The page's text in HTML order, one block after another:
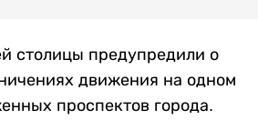
столицы предупредили о
движения на одном
проспектов города.